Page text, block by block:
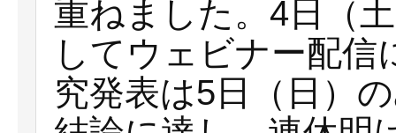
重ねました。4日（
してウェビナー配
究発表は5日（日）